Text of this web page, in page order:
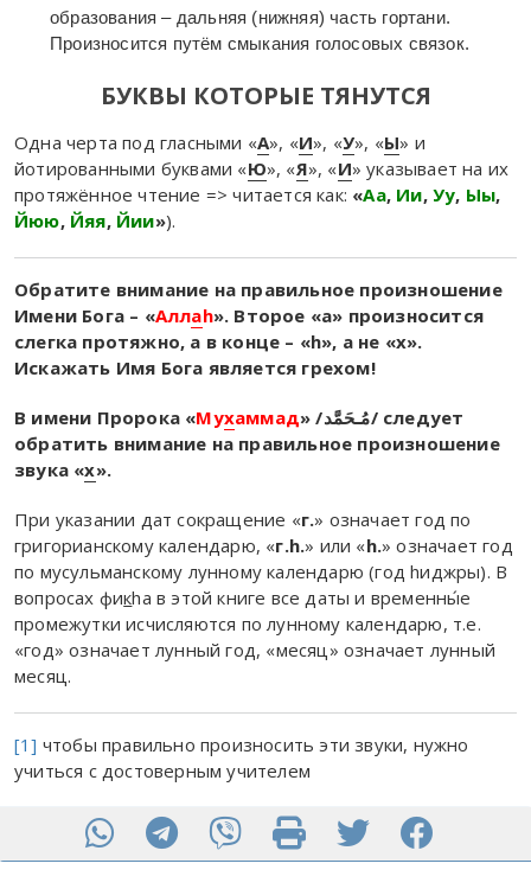
образования – дальняя (нижняя) часть гортани.
Произносится путём смыкания голосовых связок.
БУКВЫ КОТОРЫЕ ТЯНУТСЯ
Одна черта под гласными «А», «И», «У», «Ы» и
йотированными буквами «Ю», «Я», «И» указывает на их
протяжённое чтение => читается как: «Аа, Ии,Уу, Ыы,
Йюю, Йяя, Йии»).
Обратите внимание на правильное произношение
Имени Бога – «Аллаh». Второе «а» произносится
слегка протяжно, а в конце – «h», а не «х».
Искажать Имя Бога является грехом!
В имени Пророка «Мухаммад» /مُـحَمَّد/ следует
обратить внимание на правильное произношение
звука «х».
При указании дат сокращение «г.» означает год по
григорианскому календарю, «г.h.» или «h.» означает год
по мусульманскому лунному календарю (год hиджры). В
вопросах фикhа в этой книге все даты и временны́е
промежутки исчисляются по лунному календарю, т.е.
«год» означает лунный год, «месяц» означает лунный
месяц.
[1] чтобы правильно произносить эти звуки, нужно
учиться с достоверным учителем